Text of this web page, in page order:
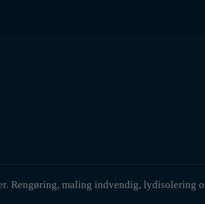
Rengøring, maling indvendig, lydisolering